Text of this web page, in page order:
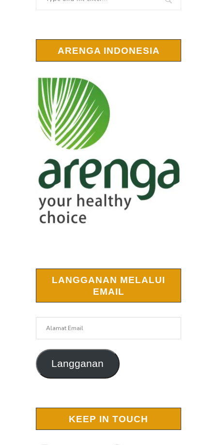
ARENGA INDONESIA
LANGGANAN MELALUI
EMAIL
Langganan
KEEP IN TOUCH